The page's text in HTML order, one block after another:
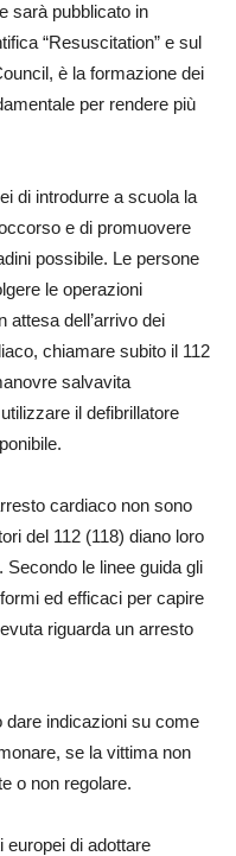
sarà pubblicato in
“Resuscitation” e sul
è la formazione dei
per rendere più
di introdurre a scuola la
e di promuovere
possibile. Le persone
le operazioni
attesa dell’arrivo dei
chiamare subito il 112
salvavita
il defibrillatore
cardiaco non sono
del 112 (118) diano loro
le linee guida gli
ed efficaci per capire
riguarda un arresto
dare indicazioni su come
se la vittima non
o non regolare.
europei di adottare